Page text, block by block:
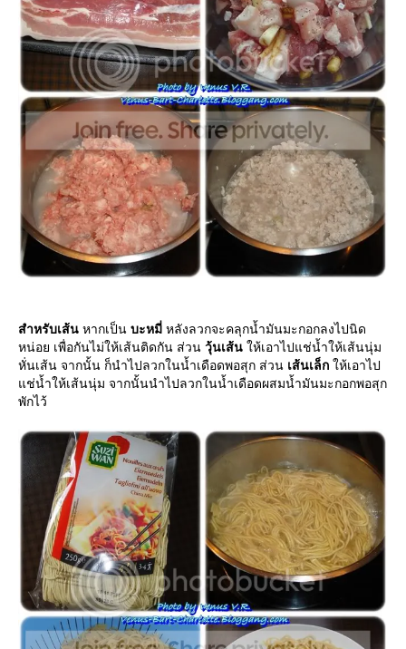
สำหรับเส้น หากเป็น บะหมี่ หลังลวกจะคลุกน้ำมันมะกอกลงไปนิด
หน่อย เพื่อกันไม่ให้เส้นติดกัน ส่วน วุ้นเส้น ห้เอาไปแช่น้ำให้เส้นนุ่ม
หั่นเส้น จากนั้น ก็นำไปลวกในน้ำเดือดพอสุก ส่วน เส้นเล็ก ห้เอาไป
ช่น้ำให้เส้นนุ่ม จากนั้นนำไปลวกในน้ำเดือดผสมน้ำมันมะกอกพอสุก
พักไว้